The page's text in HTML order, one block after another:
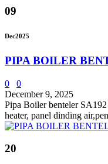
09
Dec2025
PIPA BOILER
0
0
December 9, 2025
Pipa Boiler benteler
heater, panel dinding
20